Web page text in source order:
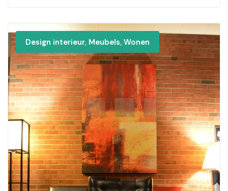
Design interieur, Meubels,Wonen